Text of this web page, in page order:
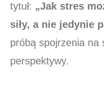
tytuł: „Jak stres
siły, a nie jedynie
próbą spojrzenia na
perspektywy.